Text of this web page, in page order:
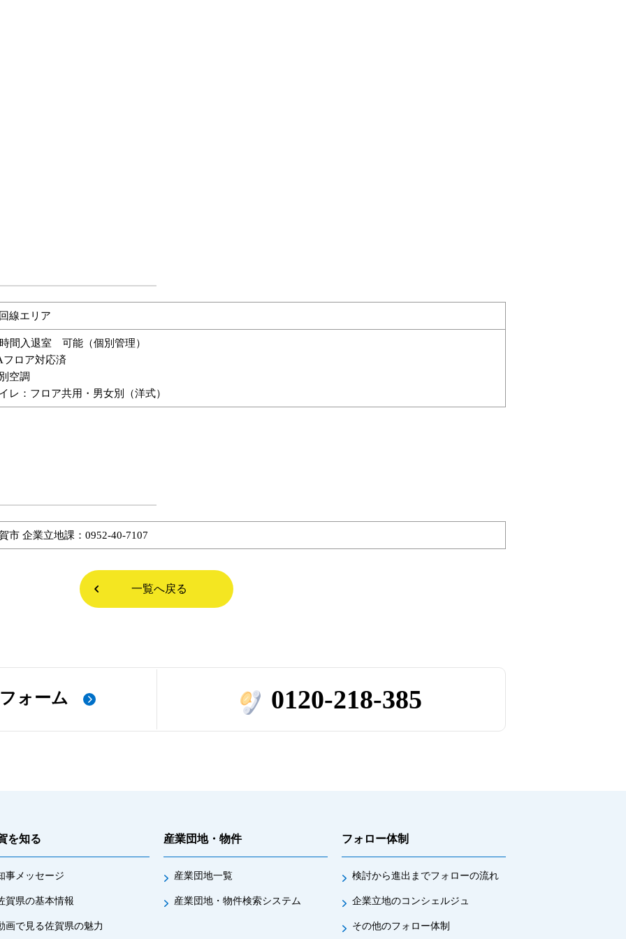
線エリア
間入退室 可能（個別管理）
フロア対応済
空調
レ：フロア共用・男女別（洋式）
市 企業立地課：0952-40-7107
一覧へ戻る
ォーム 0120-218-385
を知る
事メッセージ
賀県の基本情報
画で見る佐賀県の魅力
産業団地・物件
産業団地一覧
産業団地・物件検索システム
フォロー体制
検討から進出までフォローの流れ
企業立地のコンシェルジュ
その他のフォロー体制